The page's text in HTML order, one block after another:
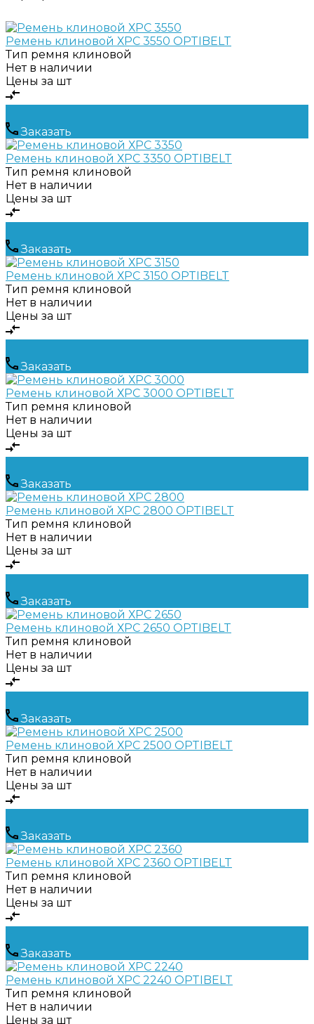
Ремень клиновой ХРС 3550 OPTIBELT
Тип ремня клиновой
Нет в наличии
Цены за шт
Заказать
Ремень клиновой ХРС 3350 OPTIBELT
Тип ремня клиновой
Нет в наличии
Цены за шт
Заказать
Ремень клиновой ХРС 3150 OPTIBELT
Тип ремня клиновой
Нет в наличии
Цены за шт
Заказать
Ремень клиновой ХРС 3000 OPTIBELT
Тип ремня клиновой
Нет в наличии
Цены за шт
Заказать
Ремень клиновой ХРС 2800 OPTIBELT
Тип ремня клиновой
Нет в наличии
Цены за шт
Заказать
Ремень клиновой ХРС 2650 OPTIBELT
Тип ремня клиновой
Нет в наличии
Цены за шт
Заказать
Ремень клиновой ХРС 2500 OPTIBELT
Тип ремня клиновой
Нет в наличии
Цены за шт
Заказать
Ремень клиновой ХРС 2360 OPTIBELT
Тип ремня клиновой
Нет в наличии
Цены за шт
Заказать
Ремень клиновой ХРС 2240 OPTIBELT
Тип ремня клиновой
Нет в наличии
Цены за шт